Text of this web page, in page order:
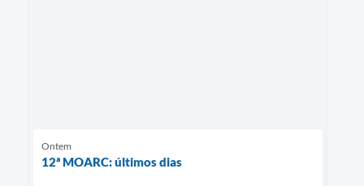
Ontem
12ª MOARC: últimos dias